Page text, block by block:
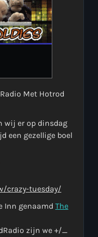
als er geen Live-Dj
Met Hotrod
wij er op dinsdag
een gezellige boel
crazy-tuesday/
Inn genaamd The
zijn we +/_